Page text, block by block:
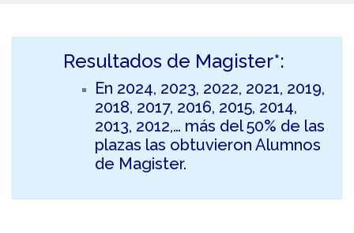
Resultados de Magister*:
En 2024, 2023, 2022, 2021, 2019,
2018, 2017, 2016, 2015, 2014,
2013, 2012,… más del 50% de las
plazas las obtuvieron Alumnos
de Magister.